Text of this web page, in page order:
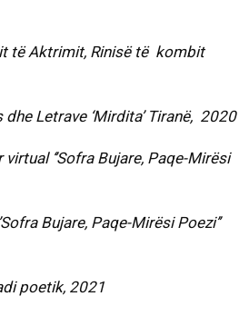
të Aktrimit, Rinisë të kombit
Letrave ‘Mirdita’ Tiranë, 2020
‘’Sofra Bujare, Paqe-Mirësi
Bujare, Paqe-Mirësi Poezi’’
poetik, 2021